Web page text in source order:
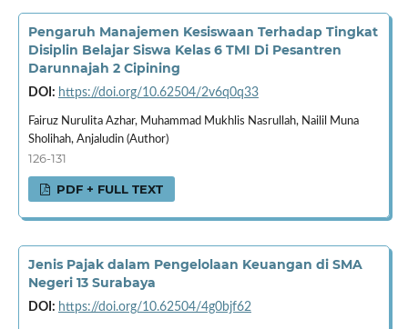
Pengaruh Manajemen Kesiswaan Terhadap Tingkat
Disiplin Belajar Siswa Kelas 6 TMI Di Pesantren
Darunnajah 2 Cipining
DOI: https://doi.org/10.62504/2v6q0q33
Fairuz Nurulita Azhar, Muhammad Mukhlis Nasrullah, Nailil Muna
Sholihah, Anjaludin (Author)
126-131
PDF + FULL TEXT
Jenis Pajak dalam Pengelolaan Keuangan di SMA
Negeri 13 Surabaya
DOI: https://doi.org/10.62504/4g0bjf62